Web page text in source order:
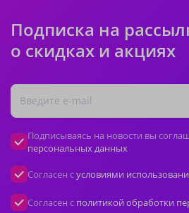
Подписка на
о скидках и акциях
Подписываясь на новости вы
персональных данных
Согласен сусловиями
Согласен с политикой обработки